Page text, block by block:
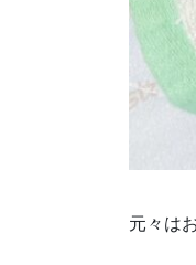
元々は